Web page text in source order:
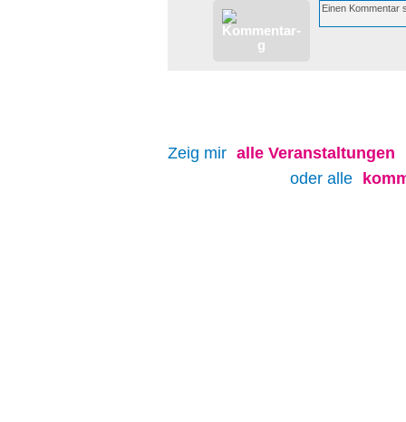
Zeig mir alle Veranstaltungen
oder alle